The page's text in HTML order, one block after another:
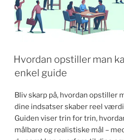
Hvordan opstiller man
enkel guide
Bliv skarp på, hvordan opstiller
dine indsatser skaber reel
Guiden viser trin for trin,
målbare og realistiske mål –